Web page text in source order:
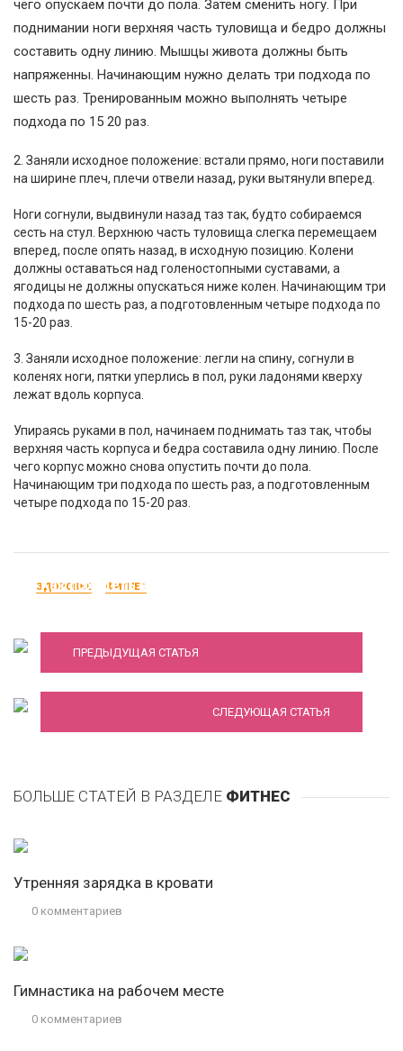
чего опускаем почти до пола. Затем сменить ногу. При
поднимании ноги верхняя часть туловища и бедро должны
составить одну линию. Мышцы живота должны быть
напряженны. Начинающим нужно делать три подхода по
шесть раз. Тренированным можно выполнять четыре
подхода по 15 20 раз.
2. Заняли исходное положение: встали прямо, ноги поставили
на ширине плеч, плечи отвели назад, руки вытянули вперед.
Ноги согнули, выдвинули назад таз так, будто собираемся
сесть на стул. Верхнюю часть туловища слегка перемещаем
вперед, после опять назад, в исходную позицию. Колени
должны оставаться над голеностопными суставами, а
ягодицы не должны опускаться ниже колен. Начинающим три
подхода по шесть раз, а подготовленным четыре подхода по
15-20 раз.
3. Заняли исходное положение: легли на спину, согнули в
коленях ноги, пятки уперлись в пол, руки ладонями кверху
лежат вдоль корпуса.
Упираясь руками в пол, начинаем поднимать таз так, чтобы
верхняя часть корпуса и бедра составила одну линию. После
чего корпус можно снова опустить почти до пола.
Начинающим три подхода по шесть раз, а подготовленным
четыре подхода по 15-20 раз.
ЗДОРОВЬЕ ФИТНЕС
Как похудеть в руках? упражнения для
ПРЕДЫДУЩАЯ СТАТЬЯ
Йога для молодой мамы
СЛЕДУЮЩАЯ СТАТЬЯ
БОЛЬШЕ СТАТЕЙ В РАЗДЕЛЕ ФИТНЕС
Утренняя зарядка в кровати
0 комментариев
Гимнастика на рабочем месте
0 комментариев